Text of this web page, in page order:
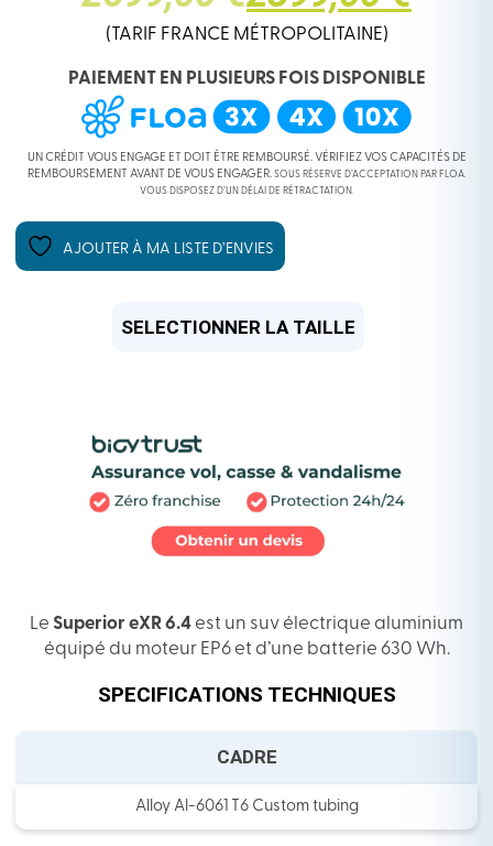
PRIX
INITIAL
ÉTAIT :
2699,00 €.
PRIX
ACTUEL
EST :
2399,00 €.
(TARIF FRANCE MÉTROPOLITAINE)
PAIEMENT EN PLUSIEURS FOIS DISPONIBLE
UN CRÉDIT VOUS ENGAGE ET DOIT ÊTRE REMBOURSÉ. VÉRIFIEZ VOS CAPACITÉS DE
REMBOURSEMENT AVANT DE VOUS ENGAGER. SOUS RÉSERVE D’ACCEPTATION PAR FLOA.
VOUS DISPOSEZ D’UN DÉLAI DE RÉTRACTATION.
AJOUTER À MA LISTE D’ENVIES
Le Superior eXR 6.4 est un suv électrique aluminium
équipé du moteur EP6 et d’une batterie 630 Wh.
SPECIFICATIONS TECHNIQUES
CADRE
Alloy Al-6061 T6 Custom tubing